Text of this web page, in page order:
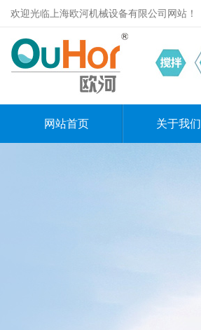
欢迎光临上海欧河机械设备有限公司网站！
网站首页 关于我们